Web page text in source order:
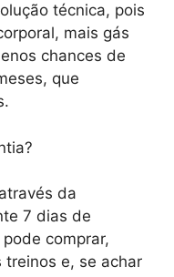
técnica, pois
mais gás
chances de
que
da
7 dias de
comprar,
treinos e, se achar